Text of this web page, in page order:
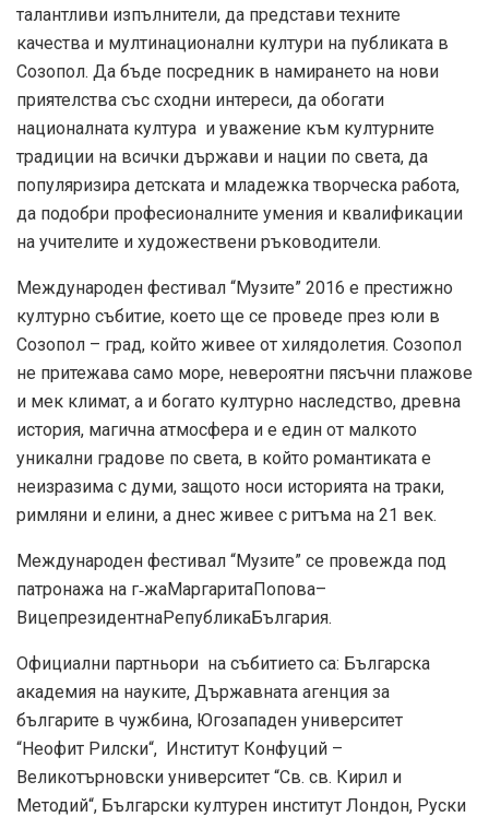
талантливи изпълнители, да представи техните
качества и мултинационални култури на публиката в
Созопол. Да бъде посредник в намирането на нови
приятелства със сходни интереси, да обогати
националната култура и уважение към културните
традиции на всички държави и нации по света, да
популяризира детската и младежка творческа работа,
да подобри професионалните умения и квалификации
на учителите и художествени ръководители.
Международен фестивал “Музите” 2016 е престижно
културно събитие, което ще се проведе през юли в
Созопол – град, който живее от хилядолетия. Созопол
не притежава само море, невероятни пясъчни плажове
и мек климат, а и богато културно наследство, древна
история, магична атмосфера и е един от малкото
уникални градове по света, в който романтиката е
неизразима с думи, защото носи историята на траки,
римляни и елини, а днес живее с ритъма на 21 век.
Международен фестивал “Музите” се провежда под
патронажа на г‑жаМаргаритаПопова–
ВицепрезидентнаРепубликаБългария.
Официални партньори на събитието са: Българска
академия на науките, Държавната агенция за
българите в чужбина, Югозападен университет
“Неофит Рилски“, Институт Конфуций –
Великотърновски университет “Св. св. Кирил и
Методий“, Български културен институт Лондон, Руски